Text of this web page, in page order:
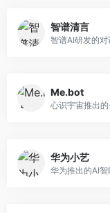
智谱清言
Me.bot
华为小艺